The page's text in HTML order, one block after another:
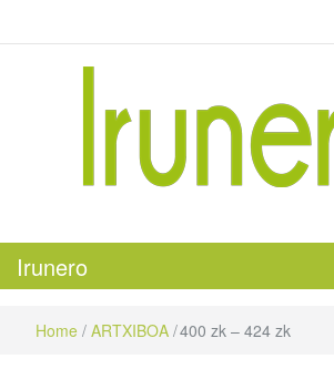
Irunero
Home / ARTXIBOA /400 zk – 424 zk